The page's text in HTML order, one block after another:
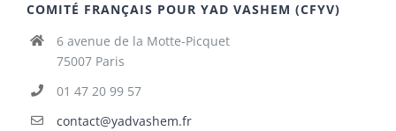
COMITÉ FRANÇAIS POUR YAD VASHEM (CFYV)
6 avenue de la Motte-Picquet
75007 Paris
01 47 20 99 57
contact@yadvashem.fr